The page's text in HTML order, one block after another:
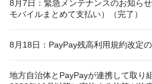
8月7日：緊急メンテナンスのお知ら
モバイルまとめて支払い）（完了）
8月18日：PayPay残高利用規約改定
地方自治体とPayPayが連携して取り